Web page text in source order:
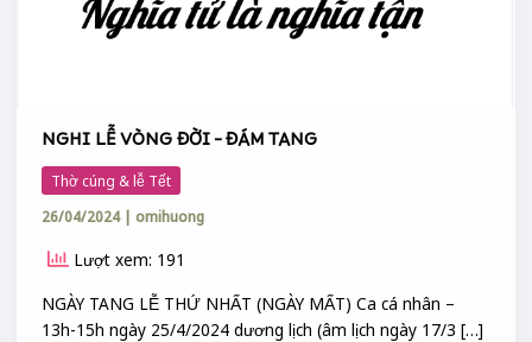
NGHI LỄ VÒNG ĐỜI – ĐÁM TANG
Thờ cúng & lễ Tết
26/04/2024 | omihuong
Lượt xem: 191
NGÀY TANG LỄ THỨ NHẤT (NGÀY MẤT) Ca cá nhân –
13h-15h ngày 25/4/2024 dương lịch (âm lịch ngày 17/3 […]